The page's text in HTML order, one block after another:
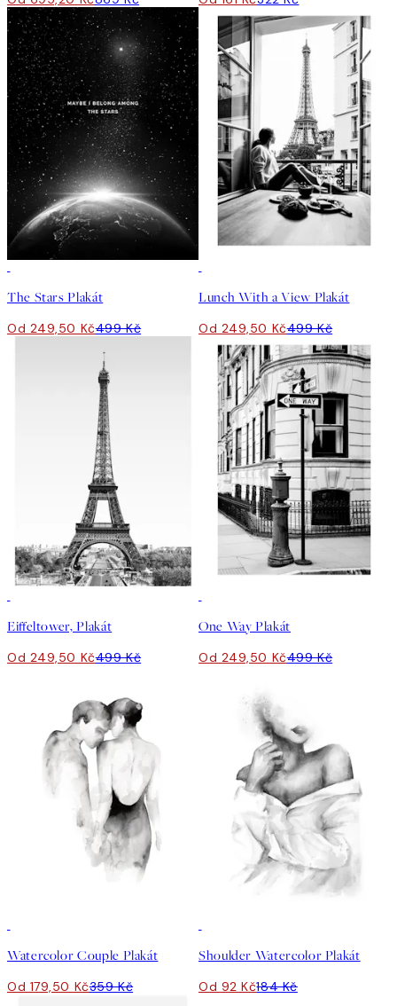
The Stars Plakát
Od 249,50 Kč499 Kč
Lunch With a View Plakát
Od 249,50 Kč499 Kč
Eiffeltower, Plakát
Od 249,50 Kč499 Kč
One Way Plakát
Od 249,50 Kč499 Kč
Watercolor Couple Plakát
Od 179,50 Kč359 Kč
Shoulder Watercolor Plakát
Od 92 Kč184 Kč